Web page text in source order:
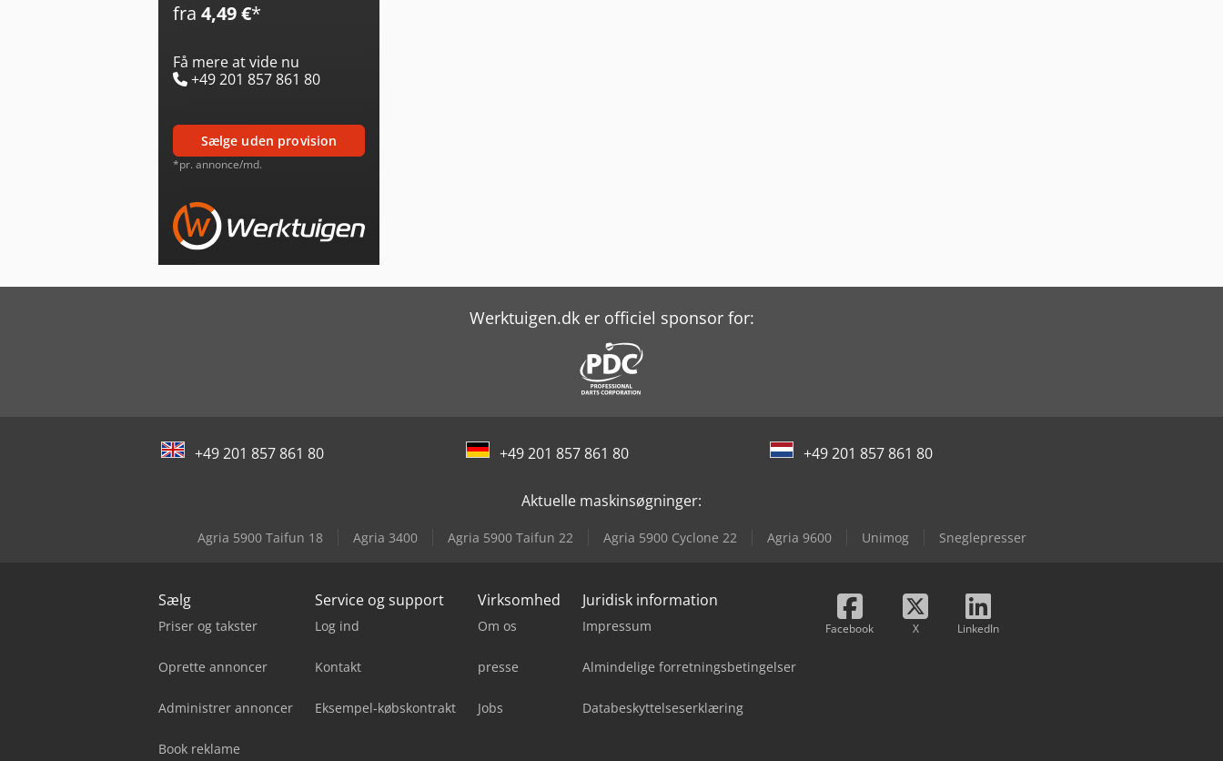
fra 4,49 €*
Få mere at vide nu
+49 201 857 861 80
sælge uden provision
*pr. annonce/md.
Werktuigen.dk er officiel sponsor for:
+49 201 857 861 80 +49 201 857 861 80 +49 201 857 861 80
Aktuelle maskinsøgninger:
Agria 5900 Taifun 18 Agria 3400 Agria 5900 Taifun 22 Agria 5900 Cyclone 22 Agria 9600 Unimog Sneglepresser
Sælg
Priser og takster
Oprette annoncer
Administrer annoncer
Book reklame
Service og support
Log ind
Kontakt
Eksempel-købskontrakt
Virksomhed
Om os
presse
Jobs
Juridisk information
Impressum
Almindelige forretningsbetingelser
Databeskyttelseserklæring
Facebook X LinkedIn